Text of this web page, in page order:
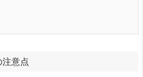
意点